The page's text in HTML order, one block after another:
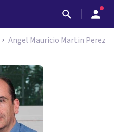
Angel Mauricio Martin Perez